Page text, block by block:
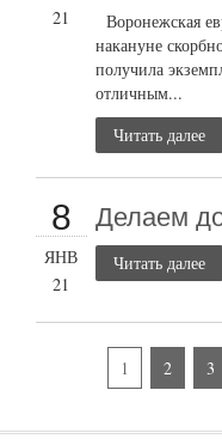
21
Воронежская
накануне
получила
отличным...
Читать далее
8
ЯНВ
21
Делаем
Читать далее
1 2 3